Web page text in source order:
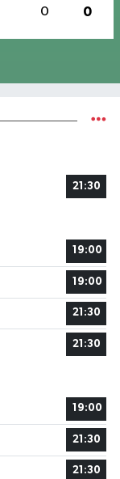
0 0
21:30
19:00
19:00
21:30
21:30
19:00
21:30
21:30